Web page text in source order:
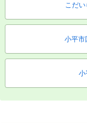
こだ
小平市
小